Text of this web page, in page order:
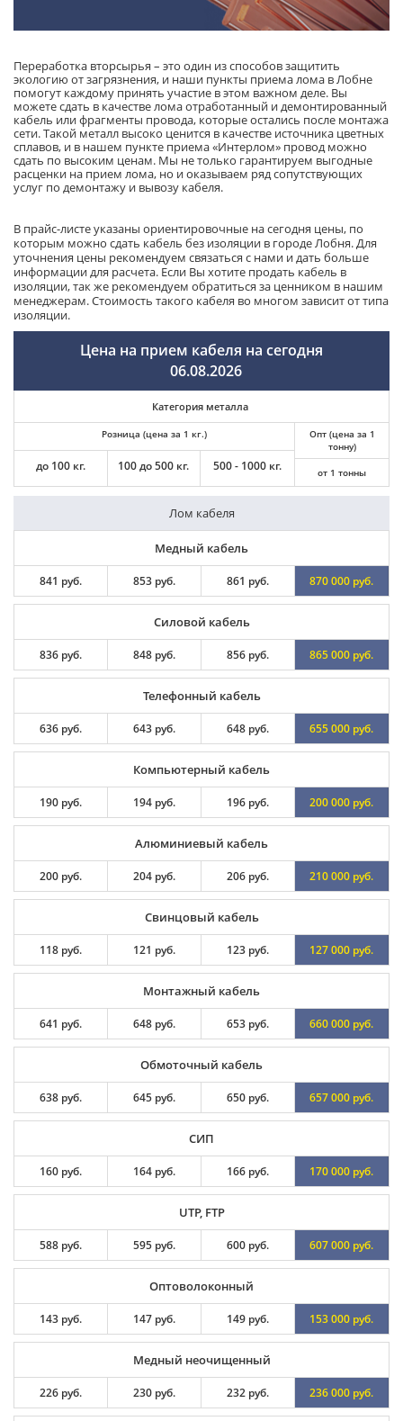
Переработка вторсырья – это один из способов защитить
экологию от загрязнения, и наши пункты приема лома в Лобне
помогут каждому принять участие в этом важном деле. Вы
можете сдать в качестве лома отработанный и демонтированный
кабель или фрагменты провода, которые остались после монтажа
сети. Такой металл высоко ценится в качестве источника цветных
сплавов, и в нашем пункте приема «Интерлом» провод можно
сдать по высоким ценам. Мы не только гарантируем выгодные
расценки на прием лома, но и оказываем ряд сопутствующих
услуг по демонтажу и вывозу кабеля.
В прайс-листе указаны ориентировочные на сегодня цены, по
которым можно сдать кабель без изоляции в городе Лобня. Для
уточнения цены рекомендуем связаться с нами и дать больше
информации для расчета. Если Вы хотите продать кабель в
изоляции, так же рекомендуем обратиться за ценником в нашим
менеджерам. Стоимость такого кабеля во многом зависит от типа
изоляции.
Цена на прием кабеля на сегодня
06.08.2026
Категория металла
Розница (цена за 1 кг.)
до 100 кг. 100 до 500 кг. 500 - 1000 кг.
Опт (цена за 1
тонну)
от 1 тонны
Лом кабеля
Медный кабель
841 руб. 853 руб. 861 руб. 870 000 руб.
Силовой кабель
836 руб. 848 руб. 856 руб. 865 000 руб.
Телефонный кабель
636 руб. 643 руб. 648 руб. 655 000 руб.
Компьютерный кабель
190 руб. 194 руб. 196 руб. 200 000 руб.
Алюминиевый кабель
200 руб. 204 руб. 206 руб. 210 000 руб.
Свинцовый кабель
118 руб. 121 руб. 123 руб. 127 000 руб.
Монтажный кабель
641 руб. 648 руб. 653 руб. 660 000 руб.
Обмоточный кабель
638 руб. 645 руб. 650 руб. 657 000 руб.
СИП
160 руб. 164 руб. 166 руб. 170 000 руб.
UTP, FTP
588 руб. 595 руб. 600 руб. 607 000 руб.
Оптоволоконный
143 руб. 147 руб. 149 руб. 153 000 руб.
Медный неочищенный
226 руб. 230 руб. 232 руб. 236 000 руб.